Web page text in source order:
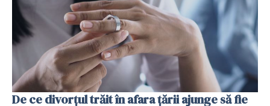
De ce divorțul trăit în afara țării ajunge să fie